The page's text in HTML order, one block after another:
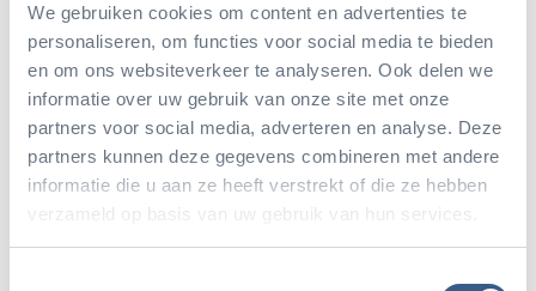
We gebruiken cookies om content en advertenties te
personaliseren, om functies voor social media te bieden
en om ons websiteverkeer te analyseren. Ook delen we
informatie over uw gebruik van onze site met onze
partners voor social media, adverteren en analyse. Deze
partners kunnen deze gegevens combineren met andere
informatie die u aan ze heeft verstrekt of die ze hebben
verzameld op basis van uw gebruik van hun services.